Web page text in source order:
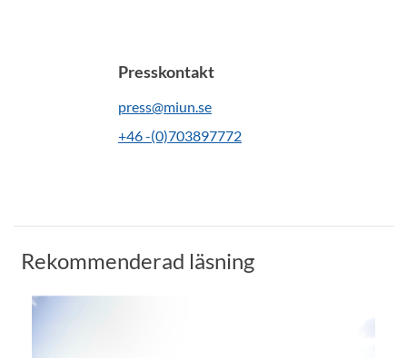
Presskontakt
press@miun.se
+46 -(0)703897772
Rekommenderad läsning